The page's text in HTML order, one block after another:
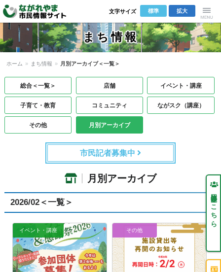
Menu
拡大
標準
文字サイズ
まち情報
ホーム » まち情報 » 月別アーカイブ＜一覧＞
総合＜一覧＞ 店舗 イベント・講座
子育て・教育 コミュニティ ながスク（講座）
その他 月別アーカイブ
市民記者募集中
月別アーカイブ
2026/02＜一覧＞
イベント・講座 その他
団体登録はこちら